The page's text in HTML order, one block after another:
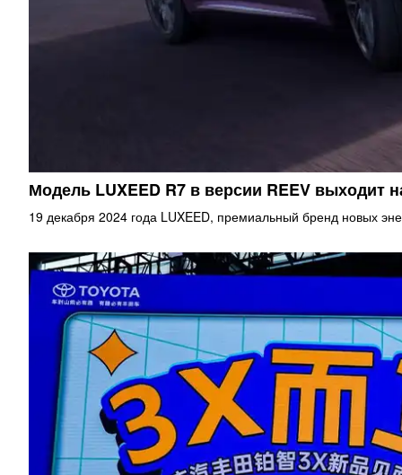
Модель LUXEED R7 в версии REEV выходит
19 декабря 2024 года LUXEED, премиальный бренд новых